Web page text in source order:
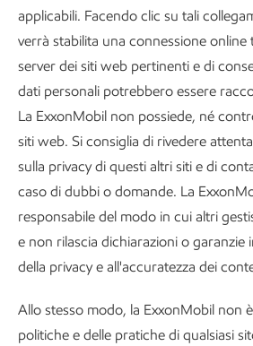
applicabili. Facendo clic su tali
verrà stabilita una connessione
server dei siti web pertinenti e di
dati personali potrebbero essere
La ExxonMobil non possiede, né
siti web. Si consiglia di rivedere
sulla privacy di questi altri siti e di
caso di dubbi o domande. La
responsabile del modo in cui altri
e non rilascia dichiarazioni o garanzie
della privacy e all'accuratezza dei
Allo stesso modo, la ExxonMobil non
politiche e delle pratiche di qualsiasi